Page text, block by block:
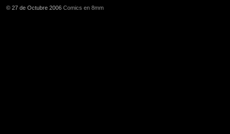
© 27 de Octubre 2006 Comics en 8mm